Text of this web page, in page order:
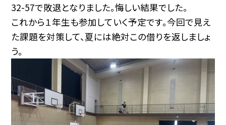
32-57で敗退となりました。悔しい結果でした。
これから１年生も参加していく予定です。今回で見え
た課題を対策して、夏には絶対この借りを返しましょ
う。